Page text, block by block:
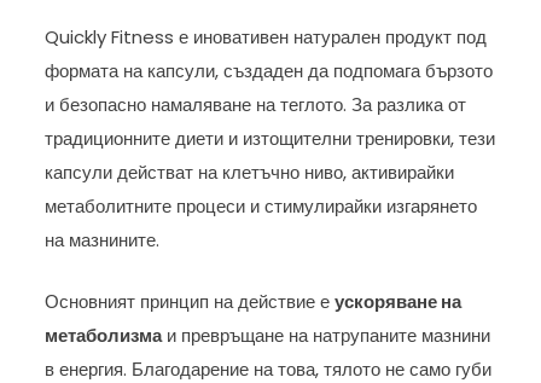
Quickly Fitness е иновативен натурален продукт под
формата на капсули, създаден да подпомага бързото
и безопасно намаляване на теглото. За разлика от
традиционните диети и изтощителни тренировки, тези
капсули действат на клетъчно ниво, активирайки
метаболитните процеси и стимулирайки изгарянето
на мазнините.
Основният принцип на действие еускоряване на
метаболизмаи превръщане на натрупаните мазнини
в енергия. Благодарение на това, тялото не само губи